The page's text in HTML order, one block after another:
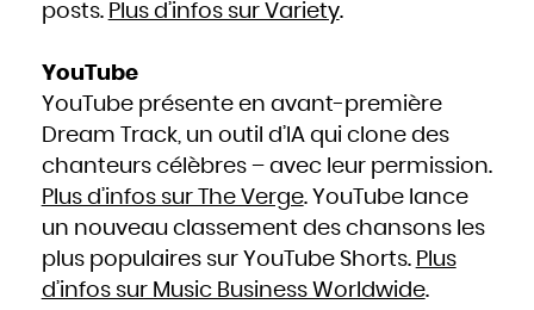
posts. Plus d’infos sur Variety.
YouTube
YouTube présente en avant-première
Dream Track, un outil d’IA qui clone des
chanteurs célèbres – avec leur permission.
Plus d’infos sur The Verge. YouTube lance
un nouveau classement des chansons les
plus populaires sur YouTube Shorts. Plus
d’infos sur Music Business Worldwide.